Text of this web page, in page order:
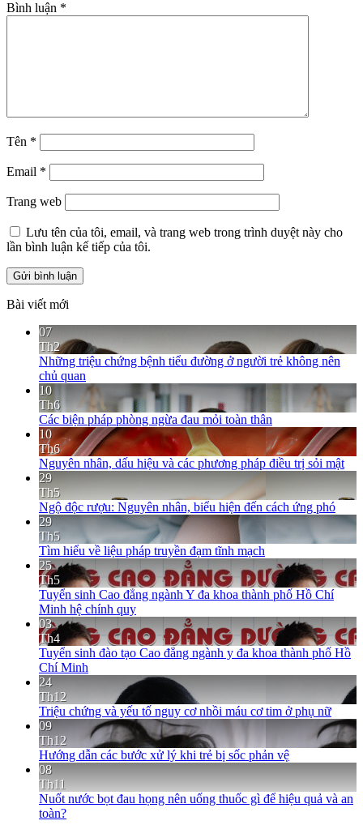
Bình luận *
Tên *
Email *
Trang web
Lưu tên của tôi, email, và trang web trong trình duyệt này cho
lần bình luận kế tiếp của tôi.
Bài viết mới
07
Th2
Những triệu chứng bệnh tiểu đường ở người trẻ không nên
chủ quan
10
Th6
Các biện pháp phòng ngừa đau mỏi toàn thân
10
Th6
Nguyên nhân, dấu hiệu và các phương pháp điều trị sỏi mật
29
Th5
Ngộ độc rượu: Nguyên nhân, biểu hiện đến cách ứng phó
29
Th5
Tìm hiểu về liệu pháp truyền đạm tĩnh mạch
25
Th5
Tuyển sinh Cao đẳng ngành Y đa khoa thành phố Hồ Chí
Minh hệ chính quy
03
Th4
Tuyển sinh đào tạo Cao đẳng ngành y đa khoa thành phố Hồ
Chí Minh
24
Th12
Triệu chứng và yếu tố nguy cơ nhồi máu cơ tim ở phụ nữ
09
Th12
Hướng dẫn các bước xử lý khi trẻ bị sốc phản vệ
08
Th11
Nuốt nước bọt đau họng nên uống thuốc gì để hiệu quả và an
toàn?